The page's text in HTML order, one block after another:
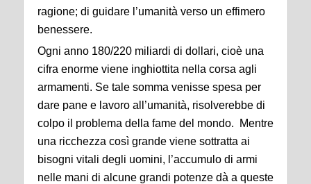
ragione; di guidare l’umanità verso un effimero
benessere.
Ogni anno 180/220 miliardi di dollari, cioè una
cifra enorme viene inghiottita nella corsa agli
armamenti. Se tale somma venisse spesa per
dare pane e lavoro all’umanità, risolverebbe di
colpo il problema della fame del mondo. Mentre
una ricchezza così grande viene sottratta ai
bisogni vitali degli uomini, l’accumulo di armi
nelle mani di alcune grandi potenze dà a queste